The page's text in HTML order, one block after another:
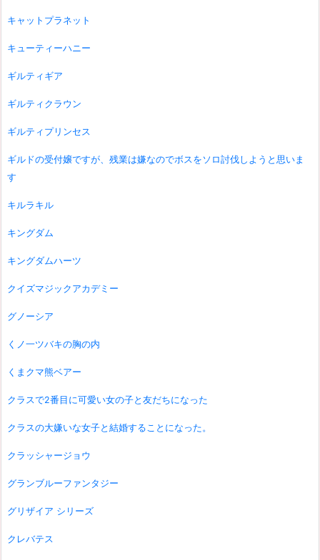
キャットプラネット
キューティーハニー
ギルティギア
ギルティクラウン
ギルティプリンセス
ギルドの受付嬢ですが、残業は嫌なのでボスをソロ討伐しようと思いま
す
キルラキル
キングダム
キングダムハーツ
クイズマジックアカデミー
グノーシア
くノ一ツバキの胸の内
くまクマ熊ベアー
クラスで2番目に可愛い女の子と友だちになった
クラスの大嫌いな女子と結婚することになった。
クラッシャージョウ
グランブルーファンタジー
グリザイア シリーズ
クレバテス